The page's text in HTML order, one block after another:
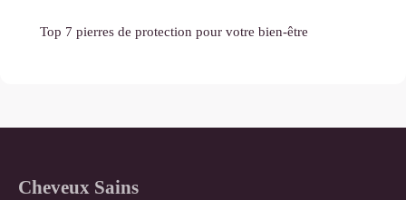
Top 7 pierres de protection pour votre bien-être
Cheveux Sains